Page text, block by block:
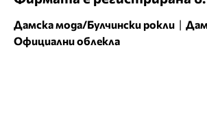
Дамска мода/Булчински рокли |
Официални облекла